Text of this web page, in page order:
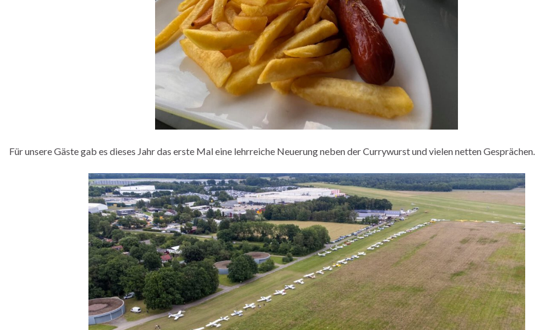
Für unsere Gäste gab es dieses Jahr das erste Mal eine lehrreiche Neuerung neben der Currywurst und vielen netten Gesprächen.